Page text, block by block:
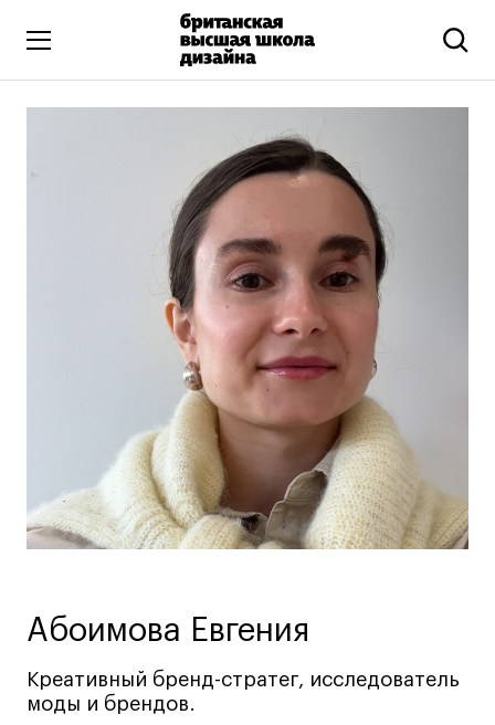
Высшее образование
Подготовительные курсы
Бизнес и маркетинг
Все программы
Дополнительное образование
Коммуникационный и цифровой дизайн
Современное искусство
Мода и стиль
Ювелирный дизайн
Сценография
Промышленный и предметный дизайн
Дизайн и декорирование интерьера
Бизнес и маркетинг
Подготовительные курсы и творческое
Абоимова Евгения
Креативный бренд-стратег, исследователь
моды и брендов.